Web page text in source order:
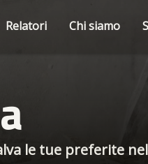
Relatori Chi siamo
le tue preferite